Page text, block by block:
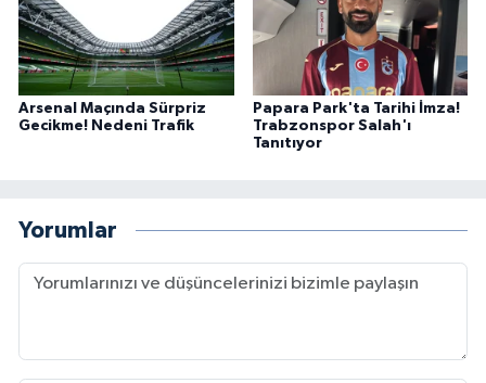
Arsenal Maçında Sürpriz
Gecikme! Nedeni Trafik
Papara Park'ta Tarihi İmza!
Trabzonspor Salah'ı
Tanıtıyor
Yorumlar